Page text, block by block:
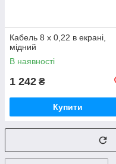
Кабель 8 х 0,22 в екрані,
мідний
В наявності
1 242 ₴
Купити